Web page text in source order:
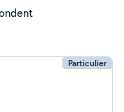
Particulier